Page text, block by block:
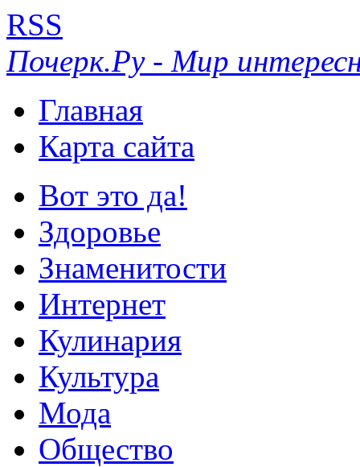
RSS
Почерк.Ру - Мир
Главная
Карта сайта
Вот это да!
Здоровье
Знаменитости
Интернет
Кулинария
Культура
Мода
Общество